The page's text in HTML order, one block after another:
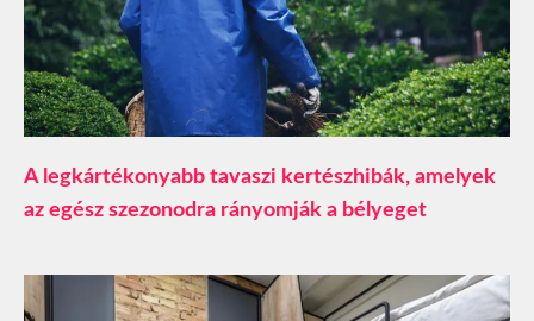
A legkártékonyabb tavaszi kertészhibák, amelyek
az egész szezonodra rányomják a bélyeget